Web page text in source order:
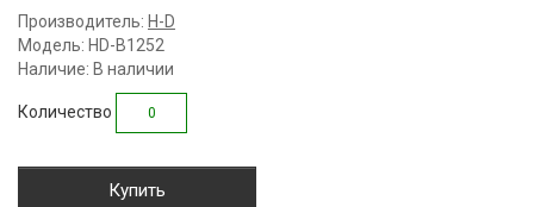
Производитель: H-D
Модель: HD-B1252
Наличие: В наличии
Количество
Купить